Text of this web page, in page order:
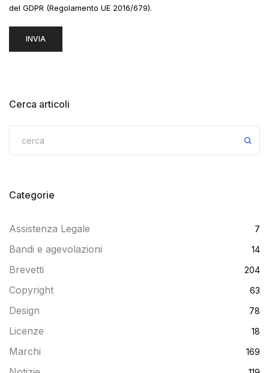
del GDPR (Regolamento UE 2016/679).
Cerca articoli
Categorie
Assistenza Legale 7
Bandi e agevolazioni 14
Brevetti 204
Copyright 63
Design 78
Licenze 18
Marchi 169